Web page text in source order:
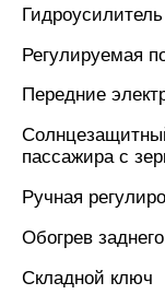
Регулируемая
Передние
пассажира с
Ручная
Обогрев
Складной ключ